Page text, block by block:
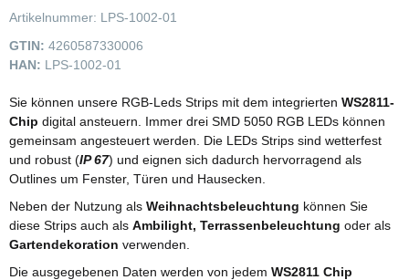
Artikelnummer: LPS-1002-01
GTIN: 4260587330006
HAN: LPS-1002-01
Sie können unsere RGB-Leds Strips mit dem integrierten WS2811-
Chip digital ansteuern. Immer drei SMD 5050 RGB LEDs können
gemeinsam angesteuert werden. Die LEDs Strips sind wetterfest
und robust (IP 67) und eignen sich dadurch hervorragend als
Outlines um Fenster, Türen und Hausecken.
Neben der Nutzung als Weihnachtsbeleuchtung können Sie
diese Strips auch als Ambilight, Terrassenbeleuchtung oder als
Gartendekoration verwenden.
Die ausgegebenen Daten werden von jedem WS2811 Chip